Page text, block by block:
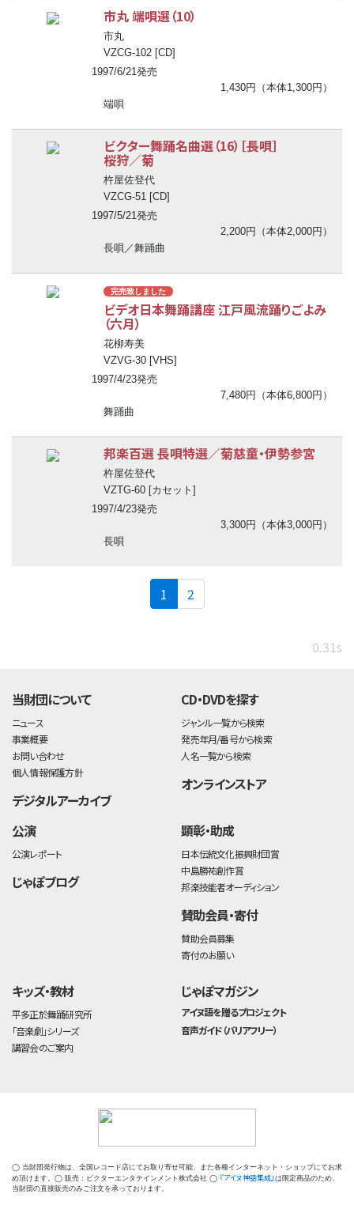
市丸 端唄選（10）
市丸
VZCG-102 [CD]
1997/6/21発売
1,430円（本体1,300円）
端唄
ビクター舞踊名曲選（16）［長唄］
桜狩／菊
杵屋佐登代
VZCG-51 [CD]
1997/5/21発売
2,200円（本体2,000円）
長唄／舞踊曲
完売致しました
ビデオ日本舞踊講座 江戸風流踊りごよみ
（六月）
花柳寿美
VZVG-30 [VHS]
1997/4/23発売
7,480円（本体6,800円）
舞踊曲
邦楽百選 長唄特選／菊慈童・伊勢参宮
杵屋佐登代
VZTG-60 [カセット]
1997/4/23発売
3,300円（本体3,000円）
長唄
1 (current)
2
0.31s
当財団について
ニュース
事業概要
お問い合わせ
個人情報保護方針
デジタルアーカイブ
CD・DVDを探す
ジャンル一覧から検索
発売年月/番号から検索
人名一覧から検索
オンラインストア
公演
公演レポート
じゃぽブログ
顕彰・助成
日本伝統文化振興財団賞
中島勝祐創作賞
邦楽技能者オーディション
賛助会員・寄付
賛助会員募集
寄付のお願い
キッズ・教材
平多正於舞踊研究所
「音楽劇」シリーズ
講習会のご案内
じゃぽマガジン
アイヌ語を贈るプロジェクト
音声ガイド（バリアフリー）
◯ 当財団発行物は、全国レコード店にてお取り寄せ可能、また各種インターネット・ショップにてお求
め頂けます。◯ 販売：ビクターエンタテインメント株式会社 ◯ 『アイヌ神話集成』は限定商品のため、
当財団の直接販売のみご注文を承っております。